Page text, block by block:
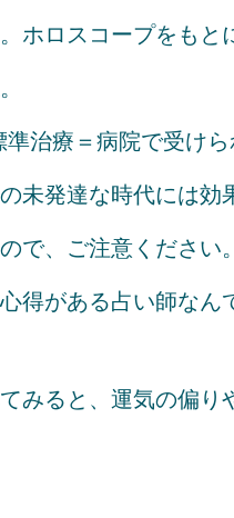
ホロスコープをもと
治療＝病院で受け
未発達な時代には効
で、ご注意ください
得がある占い師なん
みると、運気の偏り